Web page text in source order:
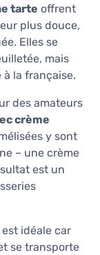
tarte offrent
plus douce,
Elles se
mais
la française.
des amateurs
crème
y sont
– une crème
est un
idéale car
se transporte